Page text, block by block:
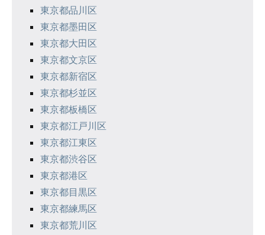
東京都品川区
東京都墨田区
東京都大田区
東京都文京区
東京都新宿区
東京都杉並区
東京都板橋区
東京都江戸川区
東京都江東区
東京都渋谷区
東京都港区
東京都目黒区
東京都練馬区
東京都荒川区